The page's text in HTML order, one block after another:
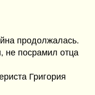
продолжалась.
не посрамил отца
Григория